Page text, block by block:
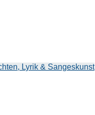
Lyrik & Sangeskunst